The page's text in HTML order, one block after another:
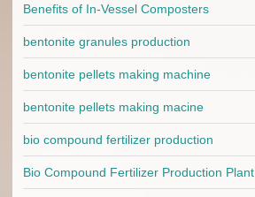
Benefits of In-Vessel Composters
bentonite granules production
bentonite pellets making machine
bentonite pellets making macine
bio compound fertilizer production
Bio Compound Fertilizer Production Plant